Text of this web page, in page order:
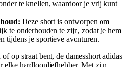
te knellen, waardoor je vrij kunt
Deze short is ontworpen om
te onderhouden te zijn, zodat je hem
tijdens je sportieve avonturen.
op straat bent, de damesshort adidas
elke hardloopliefhebber. Met zijn